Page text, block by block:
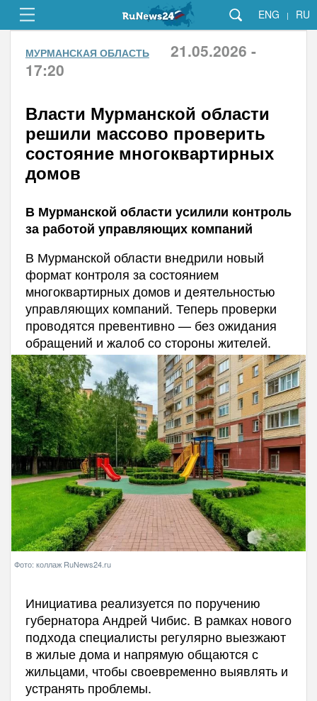
ENG | RU
МУРМАНСКАЯ ОБЛАСТЬ
21.05.2026 -
17:20
Власти Мурманской области
решили массово проверить
состояние многоквартирных
домов
В Мурманской области усилили контроль
за работой управляющих компаний
В Мурманской области внедрили новый
формат контроля за состоянием
многоквартирных домов и деятельностью
управляющих компаний. Теперь проверки
проводятся превентивно — без ожидания
обращений и жалоб со стороны жителей.
Фото: коллаж RuNews24.ru
Инициатива реализуется по поручению
губернатора Андрей Чибис. В рамках нового
подхода специалисты регулярно выезжают
в жилые дома и напрямую общаются с
жильцами, чтобы своевременно выявлять и
устранять проблемы.